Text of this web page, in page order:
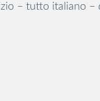
– tutto italiano –